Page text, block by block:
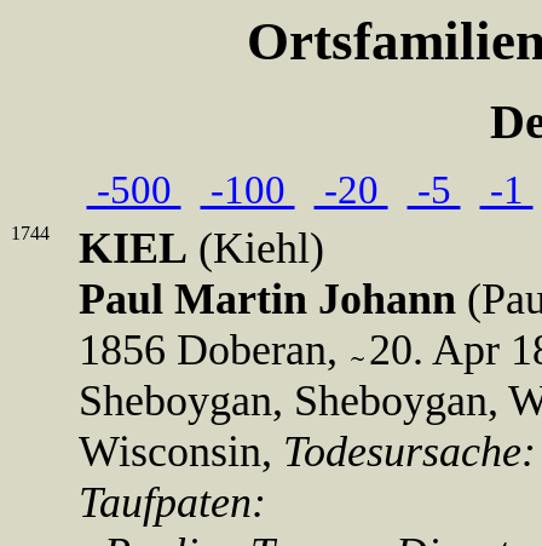
-500 -100 -20 -5 -1
1744 KIEL (Kiehl)
Paul Martin Johann
1856 Doberan,
20. Apr
Sheboygan, Sheboygan,
Wisconsin,
Taufpaten: